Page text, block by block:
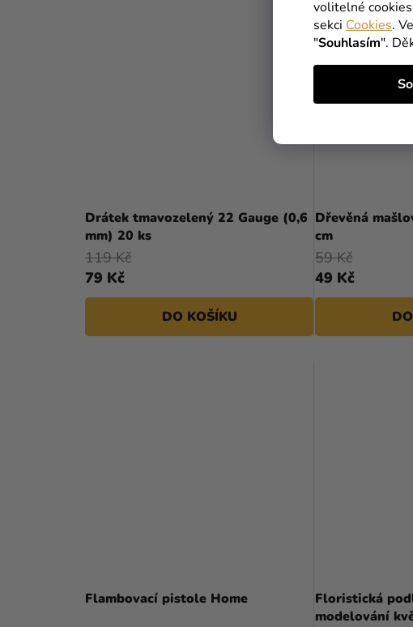
volitelné
sekci Cookies.
"Souhlasím".
Drátek tmavozelený 22 Gauge (0,6
mm) 20 ks
79 Kč
119 Kč
DO KOŠÍKU
Dřevěná
cm
49 Kč
59 Kč
Flambovací pistole Home
Floristická
modelování